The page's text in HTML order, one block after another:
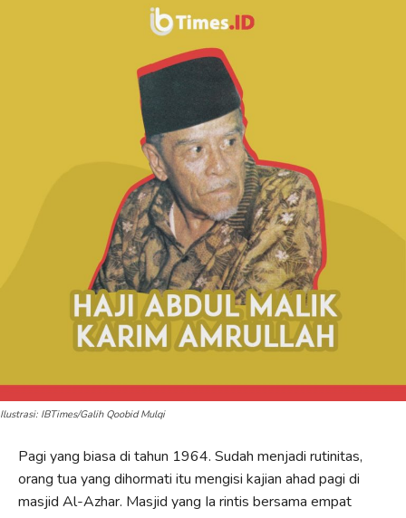
Ilustrasi: IBTimes/Galih Qoobid Mulqi
Pagi yang biasa di tahun 1964. Sudah menjadi rutinitas,
orang tua yang dihormati itu mengisi kajian ahad pagi di
masjid Al-Azhar. Masjid yang Ia rintis bersama empat